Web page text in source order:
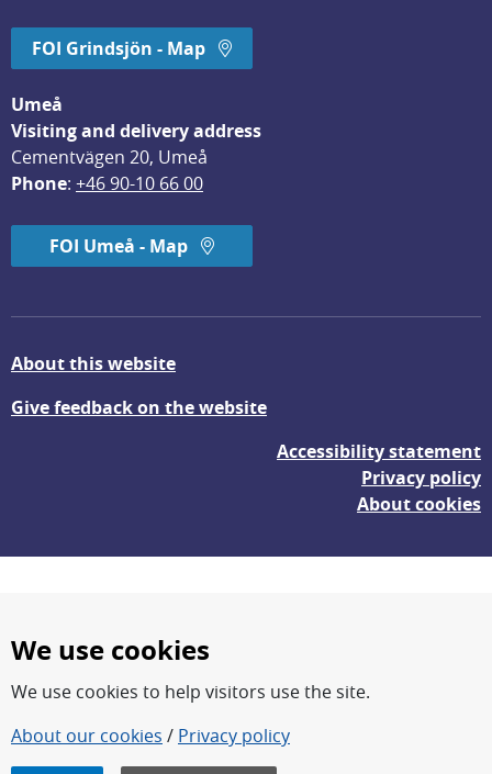
FOI Grindsjön - Map
Umeå
Visiting and delivery address
Cementvägen 20, Umeå
Phone: +46 90-10 66 00
FOI Umeå - Map
About this website
Give feedback on the website
Accessibility statement
Privacy policy
About cookies
FOI – Research for a safer and more secure world.
We use cookies
We use cookies to help visitors use the site.
About our cookies / Privacy policy